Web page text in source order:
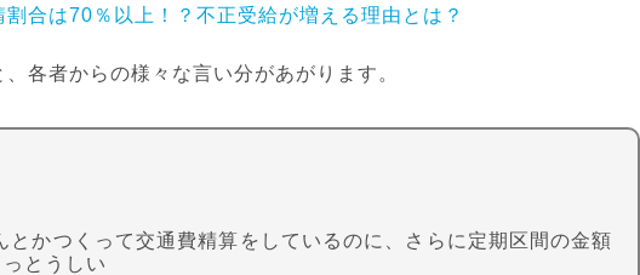
合は70％以上！？不正受給が増える理由とは？
各者からの様々な言い分があがります。
とかつくって交通費精算をしているのに、さらに定期区間の金額
とうしい